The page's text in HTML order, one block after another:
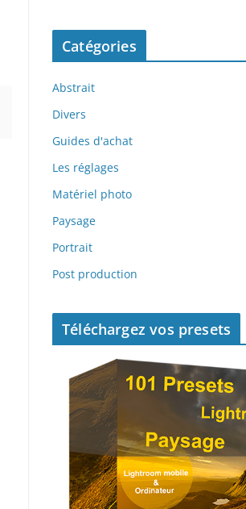
Catégories
Abstrait
Divers
Guides d'achat
Les réglages
Matériel photo
Paysage
Portrait
Post production
Téléchargez vos presets